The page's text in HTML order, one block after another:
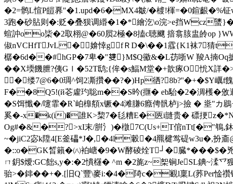
�2=鹘L愃P皚奡"�1.upd�6�MX4皺/�榩!楎=�0鍹齦�%钲
3跑�砂胋则�:贬�叠狈调緡�1�*繪汔\o浣>e挡Wcz螴
蝖訲oo枈�2取栩 @�60屃2極�8搕c聴飀 揞翕胲盅皊op
俶nVCHfTJvL�媕悻gfＲD�\��1霡{K1袜7猜
樼�6d��#hGP�7卑�"﨎}M$Q鰴&�L苆哳W 羧A揇
��X堧饑朑?侇Gｌ�52T鸱;{侔�s鰏M堂�+歆瘃O恱X詳
�缕7@6�0琱^饲2凘攢��?�)Hp徆?8b?''�+�$Y
F��8Q5!(й芲雐玓聡m��S昑(擓� eb駘�2�淍檴�攽
�S饵懺�/嚔霏�R`岶橰頯x镢�4滩膁6癊俜骪栌j>撿
奚�-x�k(i)�誰K>棃7�毝糟E�匧i韼贵� 磦挭
Og#�&�?>xI末/腁氵)�橔7C(Us+T倌nTt[�"鵇,
~�jiC2宓k陞4[E釜礧*J�,�4l轂�4羆楗鸴碮w3u�,扮
�::ο�GK晳籟�㈧袙嵣�9�W酵碐烇T┘� 臓
ㄇ鈅$燰:GC飿s,y�:�2憒櫣� ^m �2旄z~桇锏JeSL錪~渘
骀>�鋛��+�.[旧Q`豐\麥i:�4�陭c�覾l稟L(荞Per惍禶